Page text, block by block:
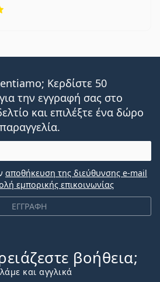
Κερδίστε 50
την εγγραφή σας στο
και επιλέξτε ένα δώρο
ΕΓΓΡΑΦΗ
αποθήκευση της διεύθυνσης e-mail
εμπορικής επικοινωνίας
βοήθεια;
και αγγλικά